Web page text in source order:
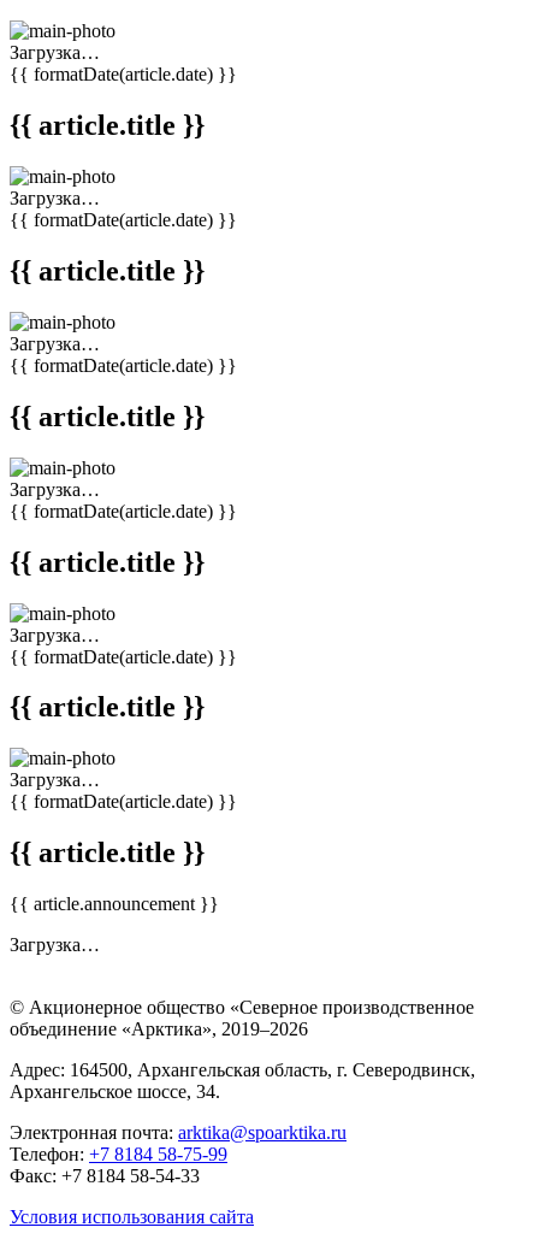
Загрузка…
{{ formatDate(article.date) }}
{{ article.title }}
Загрузка…
{{ formatDate(article.date) }}
{{ article.title }}
Загрузка…
{{ formatDate(article.date) }}
{{ article.title }}
Загрузка…
{{ formatDate(article.date) }}
{{ article.title }}
Загрузка…
{{ formatDate(article.date) }}
{{ article.title }}
Загрузка…
{{ formatDate(article.date) }}
{{ article.title }}
{{ article.announcement }}
Загрузка…
© Акционерное общество «Северное производственное
объединение «Арктика», 2019–2026
Адрес: 164500, Архангельская область, г. Северодвинск,
Архангельское шоссе, 34.
Электронная почта: arktika@spoarktika.ru
Телефон: +7 8184 58-75-99
Факс: +7 8184 58-54-33
Условия использования сайта